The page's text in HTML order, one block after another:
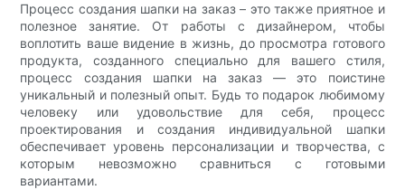
Процесс создания шапки на заказ – это также приятное и
полезное занятие. От работы с дизайнером, чтобы
воплотить ваше видение в жизнь, до просмотра готового
продукта, созданного специально для вашего стиля,
процесс создания шапки на заказ — это поистине
уникальный и полезный опыт. Будь то подарок любимому
человеку или удовольствие для себя, процесс
проектирования и создания индивидуальной шапки
обеспечивает уровень персонализации и творчества, с
которым невозможно сравниться с готовыми
вариантами.